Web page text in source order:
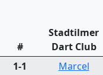
#
Stadtilmer
Dart Club
1-1
Marcel